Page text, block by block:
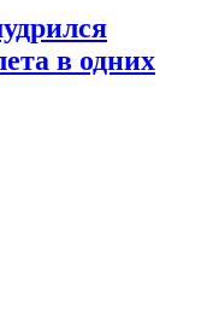
в одних